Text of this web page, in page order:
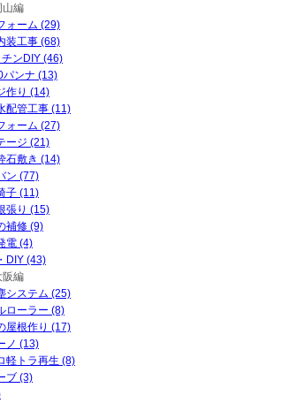
山編
ォーム (29)
装工事 (68)
ンDIY (46)
パンナ (13)
作り (14)
配管工事 (11)
ォーム (27)
ージ (21)
石敷き (14)
ン (77)
子 (11)
張り (15)
補修 (9)
電 (4)
DIY (43)
阪編
システム (25)
ローラー (8)
屋根作り (17)
ノ (13)
軽トラ再生 (8)
ブ (3)